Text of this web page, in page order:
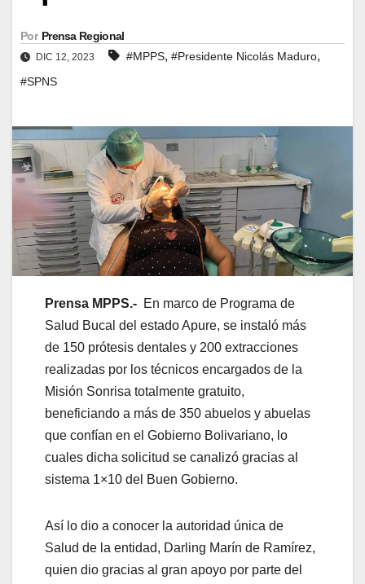
Por Prensa Regional
DIC 12, 2023 #MPPS, #Presidente Nicolás Maduro,
#SPNS
Prensa MPPS.- En marco de Programa de
Salud Bucal del estado Apure, se instaló más
de 150 prótesis dentales y 200 extracciones
realizadas por los técnicos encargados de la
Misión Sonrisa totalmente gratuito,
beneficiando a más de 350 abuelos y abuelas
que confían en el Gobierno Bolivariano, lo
cuales dicha solicitud se canalizó gracias al
sistema 1×10 del Buen Gobierno.
Así lo dio a conocer la autoridad única de
Salud de la entidad, Darling Marín de Ramírez,
quien dio gracias al gran apoyo por parte del